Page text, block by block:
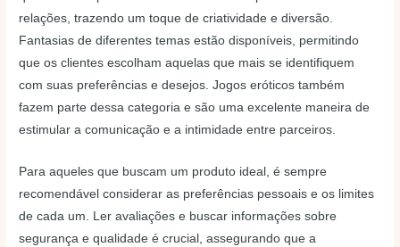
relações, trazendo um toque de criatividade e diversão.
Fantasias de diferentes temas estão disponíveis, permitindo
que os clientes escolham aquelas que mais se identifiquem
com suas preferências e desejos. Jogos eróticos também
fazem parte dessa categoria e são uma excelente maneira de
estimular a comunicação e a intimidade entre parceiros.
Para aqueles que buscam um produto ideal, é sempre
recomendável considerar as preferências pessoais e os limites
de cada um. Ler avaliações e buscar informações sobre
segurança e qualidade é crucial, assegurando que a